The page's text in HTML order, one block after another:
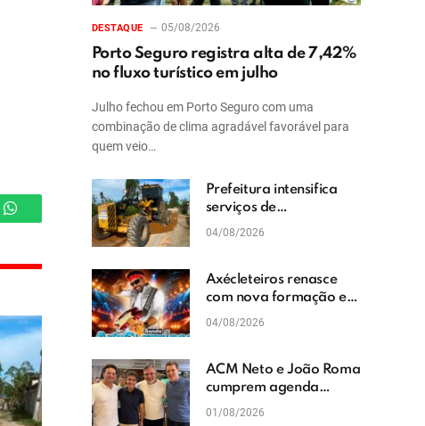
WhatsApp
DESTAQUE 05/08/2026
Porto Seguro registra alta de 7,42%
no fluxo turístico em julho
Julho fechou em Porto Seguro com uma
combinação de clima agradável favorável para
quem veio…
Prefeitura intensifica
serviços de
patrolamento e
04/08/2026
Axécleteiros renasce
com nova formação e
promete agitar os
04/08/2026
ACM Neto e João Roma
cumprem agenda
política em Teixeira de
01/08/2026